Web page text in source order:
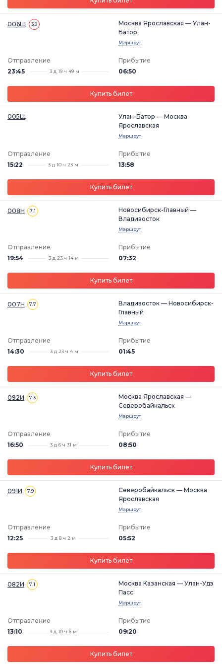
006Щ 3.9
Москва Ярославская — Улан-
Батор
Маршрут
Отправление
23:45
3 д 19 ч 49 м
Прибытие
06:50
Купить билет
005Щ
Улан-Батор — Москва
Ярославская
Маршрут
Отправление
15:22
3 д 10 ч 23 м
Прибытие
13:58
Купить билет
008Н 7.1
Новосибирск-Главный —
Владивосток
Маршрут
Отправление
19:54
3 д 23 ч 14 м
Прибытие
07:32
Купить билет
007Н 7.7
Владивосток — Новосибирск-
Главный
Маршрут
Отправление
14:30
3 д 23 ч 4 м
Прибытие
01:45
Купить билет
092И 7.3
Москва Ярославская —
Северобайкальск
Маршрут
Отправление
16:50
3 д 6 ч 31 м
Прибытие
08:50
Купить билет
091И 7.9
Северобайкальск — Москва
Ярославская
Маршрут
Отправление
12:25
3 д 8 ч 2 м
Прибытие
05:52
Купить билет
082И 7.1
Москва Казанская — Улан-Удэ
Пасс
Маршрут
Отправление
13:10
3 д 10 ч 6 м
Прибытие
09:20
Купить билет